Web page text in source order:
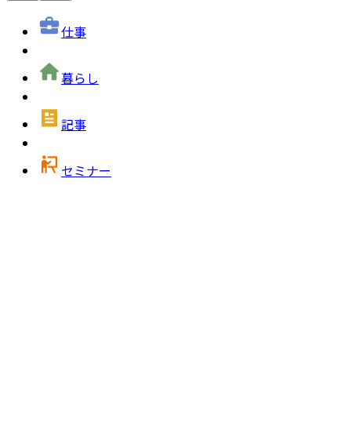
仕事
暮らし
記事
セミナー